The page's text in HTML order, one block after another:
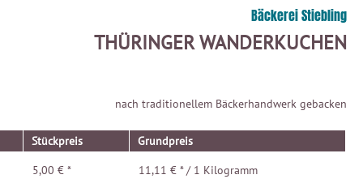
Bäckerei Stiebling
THÜRINGER WANDERKUCHEN
nach traditionellem Bäckerhandwerk gebacken
Stückpreis
Grundpreis
5,00 € *
11,11 € * / 1 Kilogramm